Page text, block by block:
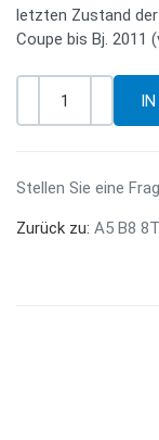
letzten Zustand
Coupe bis Bj. 2011
Stellen Sie eine
Zurück zu: A5 B8